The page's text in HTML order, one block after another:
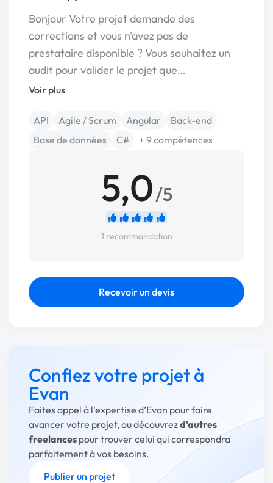
Bonjour Votre projet demande des
corrections et vous n'avez pas de
prestataire disponible ? Vous souhaitez un
audit pour valider le projet que…
Voir plus
API Agile / Scrum Angular
Back-end
Base de données
C# + 9 compétences
5,0/5
1 recommandation
Recevoir un devis
Confiez votre projet à
Evan
Faites appel à l'expertise d’Evan pour faire
avancer votre projet, ou découvrezd'autres
freelances pour trouver celui qui correspondra
parfaitement à vos besoins.
Publier un projet